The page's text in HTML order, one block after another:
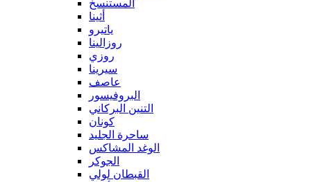
المستنسخ
أثينا
ياتيرو
روزالينا
روزي
سيرينا
عاصف
البروفيسور
التنين البركاني
كونان
ساحرة الجليد
الوغد المشاكس
الجوكر
القبطان لولي